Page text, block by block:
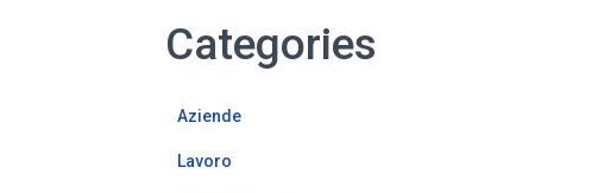
Categories
Aziende
Lavoro